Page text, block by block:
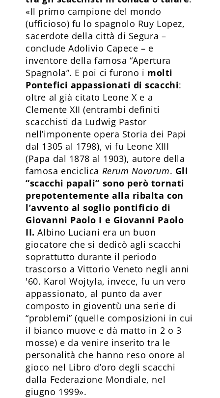
«Il primo campione del mondo
(ufficioso) fu lo spagnolo Ruy Lopez,
sacerdote della città di Segura –
conclude Adolivio Capece – e
inventore della famosa “Apertura
Spagnola”. E poi ci furono i molti
Pontefici appassionati di scacchi:
oltre al già citato Leone X e a
Clemente XII (entrambi definiti
scacchisti da Ludwig Pastor
nell’imponente opera Storia dei Papi
dal 1305 al 1798), vi fu Leone XIII
(Papa dal 1878 al 1903), autore della
famosa enciclica Rerum Novarum. Gli
“scacchi papali” sono però tornati
prepotentemente alla ribalta con
l’avvento al soglio pontificio di
Giovanni Paolo I e Giovanni Pao­lo
II. Albino Luciani era un buon
giocatore che si dedicò agli scacchi
soprattutto durante il periodo
trascorso a Vittorio Veneto negli anni
'60. Karol Wojtyla, invece, fu un vero
appassionato, al punto da aver
composto in gioventù una serie di
“problemi” (quelle composizioni in cui
il bianco muove e dà matto in 2 o 3
mosse) e da venire inserito tra le
personalità che hanno reso onore al
gioco nel Libro d’oro degli scacchi
dalla Federazione Mondiale, nel
giugno 1999».